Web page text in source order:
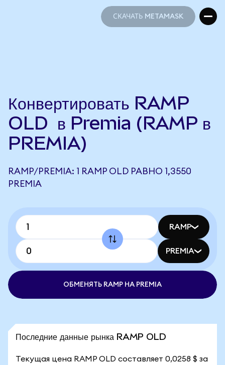
СКАЧАТЬ METAMASK
Конвертировать RAMP
OLD в Premia (RAMP в
PREMIA)
RAMP/PREMIA: 1 RAMP OLD РАВНО 1,3550
PREMIA
RAMP
PREMIA
ОБМЕНЯТЬ RAMP НА PREMIA
Последние данные рынка RAMP OLD
Текущая цена RAMP OLD составляет 0,0258 $ за